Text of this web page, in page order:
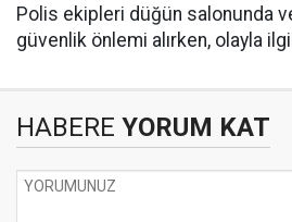
Polis ekipleri düğün salonunda
güvenlik önlemi alırken, olayla
HABERE YORUM KAT